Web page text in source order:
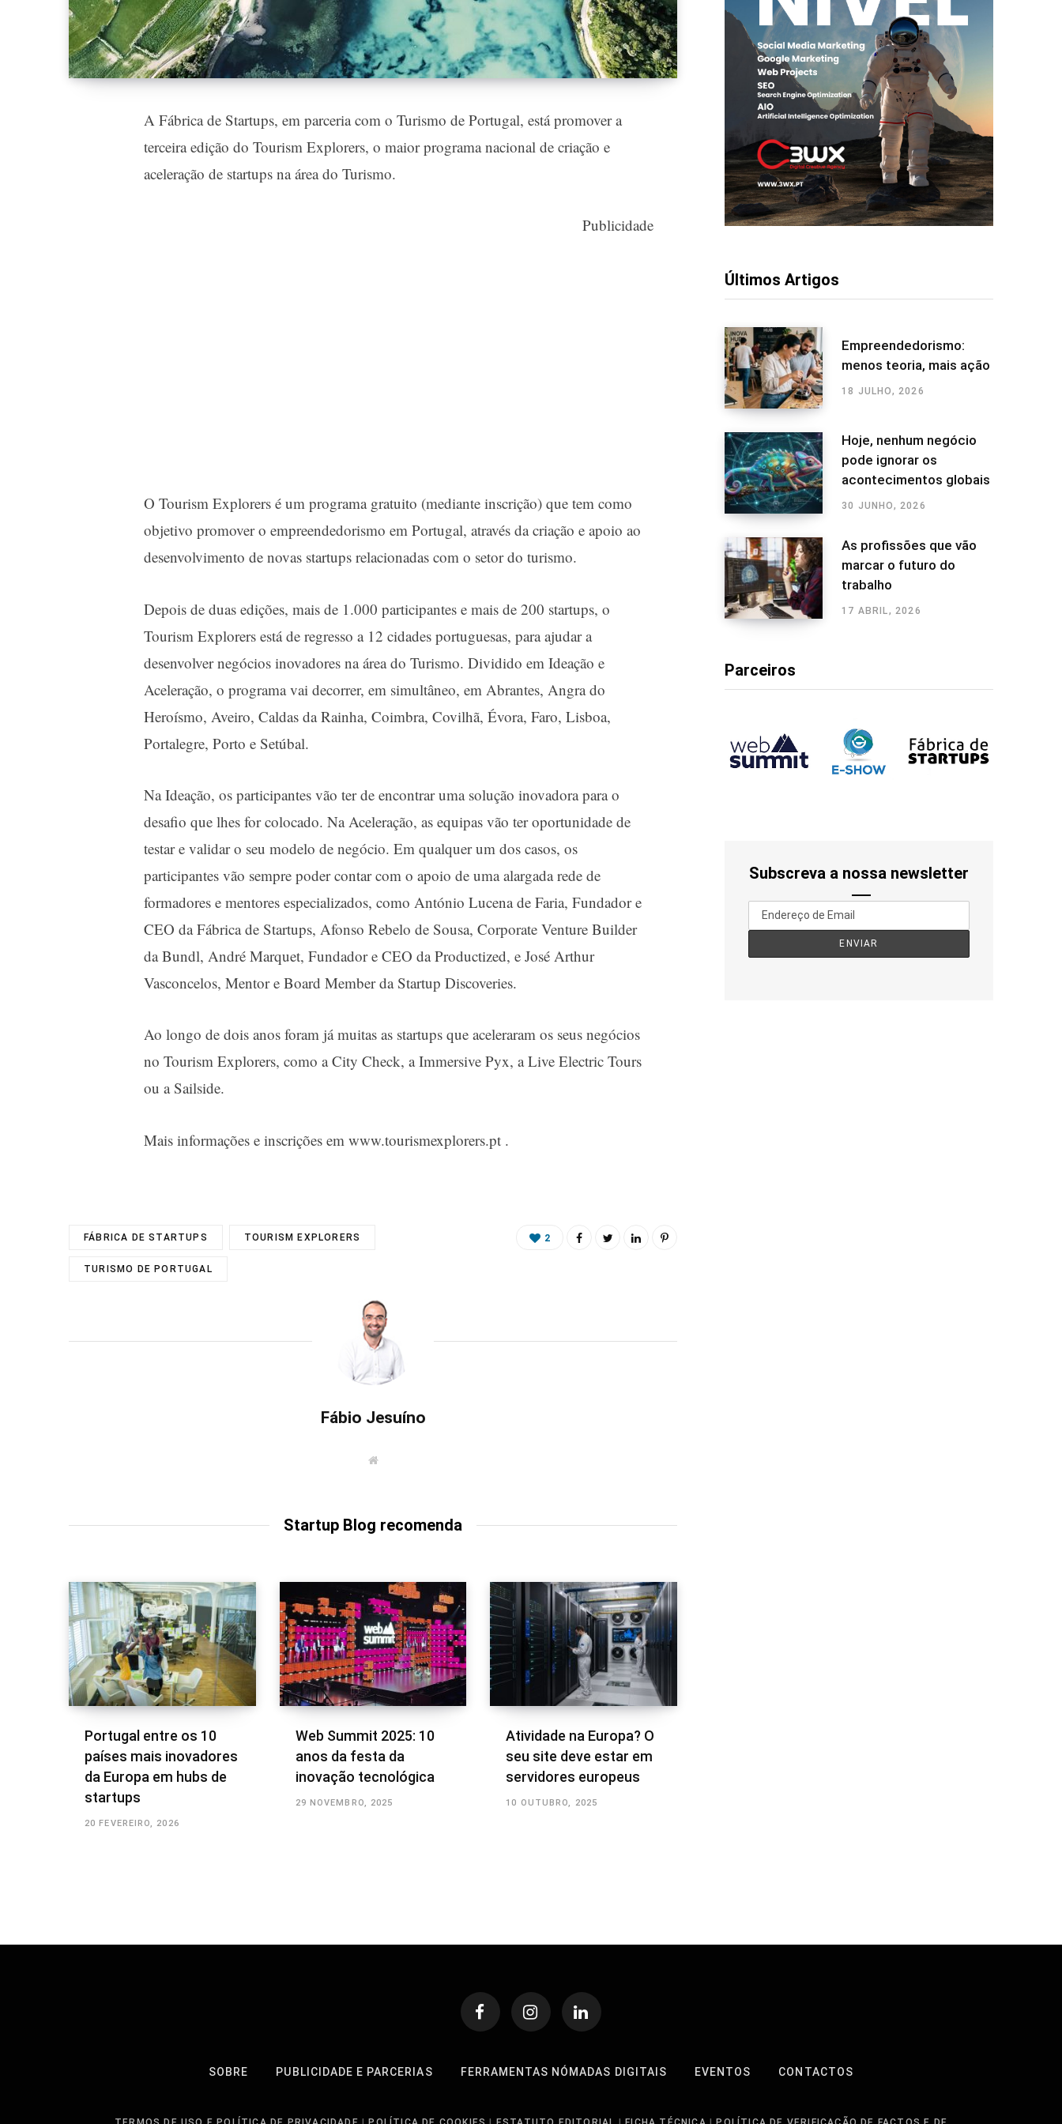
A Fábrica de Startups, em parceria com o Turismo de Portugal, está promover a
terceira edição do Tourism Explorers, o maior programa nacional de criação e
aceleração de startups na área do Turismo.
Publicidade
O Tourism Explorers é um programa gratuito (mediante inscrição) que tem como
objetivo promover o empreendedorismo em Portugal, através da criação e apoio ao
desenvolvimento de novas startups relacionadas com o setor do turismo.
Depois de duas edições, mais de 1.000 participantes e mais de 200 startups, o
Tourism Explorers está de regresso a 12 cidades portuguesas, para ajudar a
desenvolver negócios inovadores na área do Turismo. Dividido em Ideação e
Aceleração, o programa vai decorrer, em simultâneo, em Abrantes, Angra do
Heroísmo, Aveiro, Caldas da Rainha, Coimbra, Covilhã, Évora, Faro, Lisboa,
Portalegre, Porto e Setúbal.
Na Ideação, os participantes vão ter de encontrar uma solução inovadora para o
desafio que lhes for colocado. Na Aceleração, as equipas vão ter oportunidade de
testar e validar o seu modelo de negócio. Em qualquer um dos casos, os
participantes vão sempre poder contar com o apoio de uma alargada rede de
formadores e mentores especializados, como António Lucena de Faria, Fundador e
CEO daFábrica de Startups, Afonso Rebelo de Sousa, Corporate Venture Builder
daBundl, André Marquet, Fundador e CEO daProductized, e José Arthur
Vasconcelos, Mentor e Board Member daStartup Discoveries.
Ao longo de dois anos foram já muitas as startups que aceleraram os seus negócios
no Tourism Explorers, como aCity Check, aImmersive Pyx, aLive Electric Tours
ou aSailside.
Mais informações e inscrições em www.tourismexplorers.pt.
FÁBRICA DE STARTUPS TOURISM EXPLORERS
TURISMO DE PORTUGAL
2
Fábio Jesuíno
W
e
Startup Blog recomenda
Portugal entre os 10
países mais inovadores
da Europa em hubs de
startups
20 FEVEREIRO, 2026
Web Summit 2025: 10
anos da festa da
inovação tecnológica
29 NOVEMBRO, 2025
Atividade na Europa? O
seu site deve estar em
servidores europeus
10 OUTUBRO, 2025
Últimos Artigos
Empreendedorismo:
menos teoria, mais ação
18 JULHO, 2026
Hoje, nenhum negócio
pode ignorar os
acontecimentos globais
30 JUNHO, 2026
As profissões que vão
marcar o futuro do
trabalho
17 ABRIL, 2026
Parceiros
Subscreva a nossa newsletter
SOBRE PUBLICIDADE E PARCERIAS FERRAMENTAS NÓMADAS DIGITAIS EVENTOS CONTACTOS